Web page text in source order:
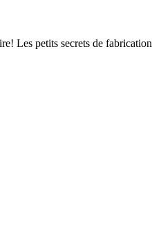
Les petits secrets de